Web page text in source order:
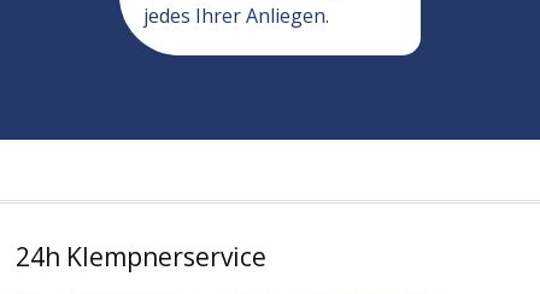
jedes Ihrer Anliegen.
24h Klempnerservice